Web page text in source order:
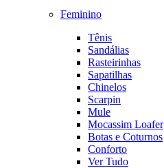
Feminino
Tênis
Sandálias
Rasteirinhas
Sapatilhas
Chinelos
Scarpin
Mule
Mocassim Loafer
Botas e Coturnos
Conforto
Ver Tudo